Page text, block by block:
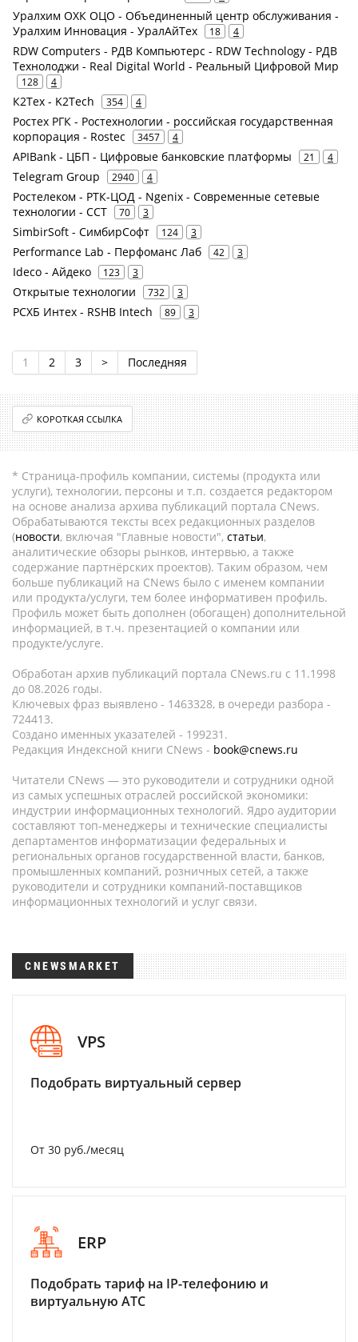
Уралхим ОХК ОЦО - Объединенный центр обслуживания -
Уралхим Инновация - УралАйТех
18 4
RDW Computers - РДВ Компьютерс - RDW Technology - РДВ
Технолоджи - Real Digital World - Реальный Цифровой Мир
128 4
К2Тех - K2Tech 354 4
Ростех РГК - Ростехнологии - российская государственная
корпорация - Rostec
3457 4
APIBank - ЦБП - Цифровые банковские платформы 21 4
Telegram Group 2940 4
Ростелеком - РТК-ЦОД - Ngenix - Современные сетевые
технологии - ССТ
70 3
SimbirSoft - СимбирСофт 124 3
Performance Lab - Перфоманс Лаб 42 3
Ideco - Айдеко 123 3
Открытые технологии 732 3
РСХБ Интех - RSHB Intech 89 3
1 2 3 > Последняя
КОРОТКАЯ ССЫЛКА
* Страница-профиль компании, системы (продукта или
услуги), технологии, персоны и т.п. создается редактором
на основе анализа архива публикаций портала CNews.
Обрабатываются тексты всех редакционных разделов
(новости, включая "Главные новости", статьи,
аналитические обзоры рынков, интервью, а также
содержание партнёрских проектов). Таким образом, чем
больше публикаций на CNews было с именем компании
или продукта/услуги, тем более информативен профиль.
Профиль может быть дополнен (обогащен) дополнительной
информацией, в т.ч. презентацией о компании или
продукте/услуге.
Обработан архив публикаций портала CNews.ru c 11.1998
до 08.2026 годы.
Ключевых фраз выявлено - 1463328, в очереди разбора -
724413.
Создано именных указателей - 199231.
Редакция Индексной книги CNews - book@cnews.ru
Читатели CNews — это руководители и сотрудники одной
из самых успешных отраслей российской экономики:
индустрии информационных технологий. Ядро аудитории
составляют топ-менеджеры и технические специалисты
департаментов информатизации федеральных и
региональных органов государственной власти, банков,
промышленных компаний, розничных сетей, а также
руководители и сотрудники компаний-поставщиков
информационных технологий и услуг связи.
CNEWSMARKET
VPS
Подобрать виртуальный сервер
От 30 руб./месяц
ERP
Подобрать тариф на IP-телефонию и
виртуальную АТС